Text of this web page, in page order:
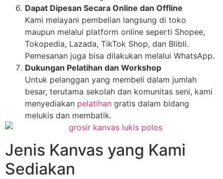
Dapat Dipesan Secara Online dan Offline
Kami melayani pembelian langsung di toko
maupun melalui platform online seperti Shopee,
Tokopedia, Lazada, TikTok Shop, dan Blibli.
Pemesanan juga bisa dilakukan melalui WhatsApp.
Dukungan Pelatihan dan Workshop
Untuk pelanggan yang membeli dalam jumlah
besar, terutama sekolah dan komunitas seni, kami
menyediakan pelatihan gratis dalam bidang
melukis dan membatik.
Jenis Kanvas yang Kami
Sediakan